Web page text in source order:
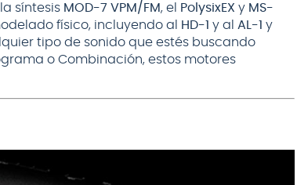
síntesis MOD-7 VPM/FM , el PolysixEX y MS-
físico, incluyendo al HD-1 y al AL-1 y
tipo de sonido que estés buscando
o Combinación, estos motores